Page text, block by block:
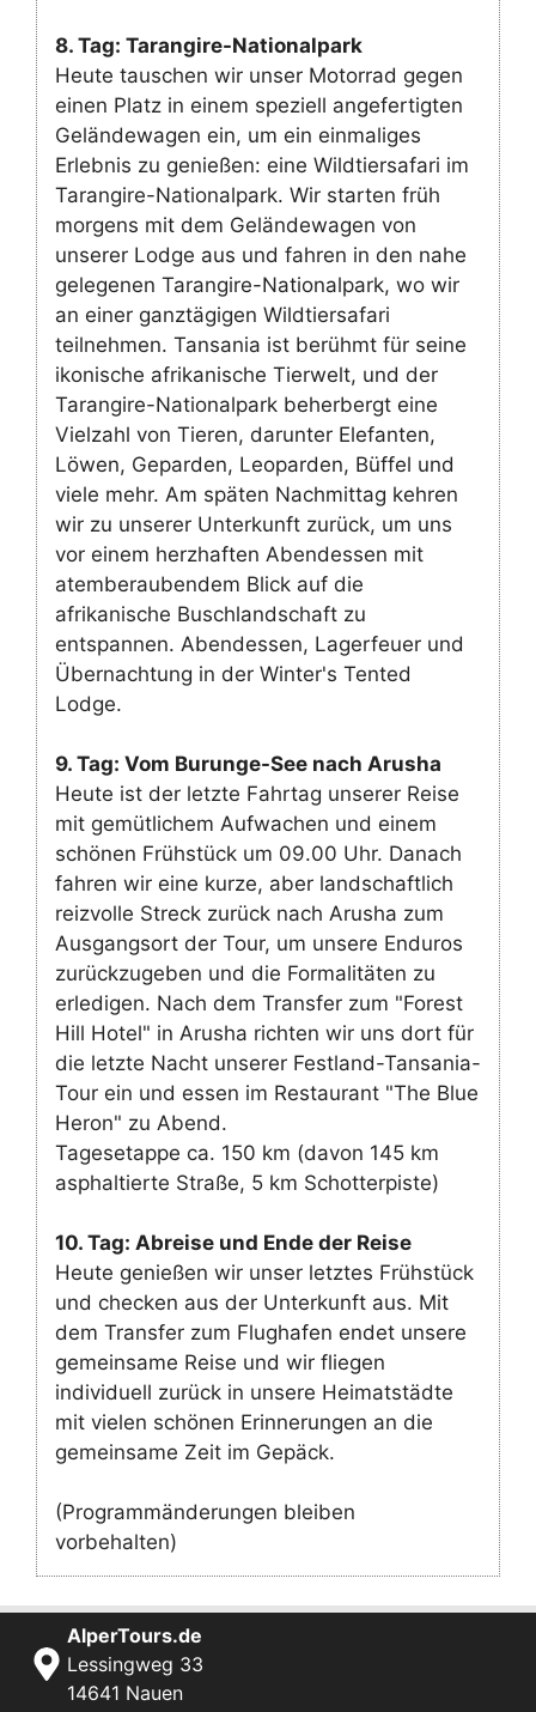
8. Tag: Tarangire-Nationalpark
Heute tauschen wir unser Motorrad gegen
einen Platz in einem speziell angefertigten
Geländewagen ein, um ein einmaliges
Erlebnis zu genießen: eine Wildtiersafari im
Tarangire-Nationalpark. Wir starten früh
morgens mit dem Geländewagen von
unserer Lodge aus und fahren in den nahe
gelegenen Tarangire-Nationalpark, wo wir
an einer ganztägigen Wildtiersafari
teilnehmen. Tansania ist berühmt für seine
ikonische afrikanische Tierwelt, und der
Tarangire-Nationalpark beherbergt eine
Vielzahl von Tieren, darunter Elefanten,
Löwen, Geparden, Leoparden, Büffel und
viele mehr. Am späten Nachmittag kehren
wir zu unserer Unterkunft zurück, um uns
vor einem herzhaften Abendessen mit
atemberaubendem Blick auf die
afrikanische Buschlandschaft zu
entspannen. Abendessen, Lagerfeuer und
Übernachtung in der Winter's Tented
Lodge.
9. Tag: Vom Burunge-See nach Arusha
Heute ist der letzte Fahrtag unserer Reise
mit gemütlichem Aufwachen und einem
schönen Frühstück um 09.00 Uhr. Danach
fahren wir eine kurze, aber landschaftlich
reizvolle Streck zurück nach Arusha zum
Ausgangsort der Tour, um unsere Enduros
zurückzugeben und die Formalitäten zu
erledigen. Nach dem Transfer zum "Forest
Hill Hotel" in Arusha richten wir uns dort für
die letzte Nacht unserer Festland-Tansania-
Tour ein und essen im Restaurant "The Blue
Heron" zu Abend.
Tagesetappe ca. 150 km (davon 145 km
asphaltierte Straße, 5 km Schotterpiste)
10. Tag: Abreise und Ende der Reise
Heute genießen wir unser letztes Frühstück
und checken aus der Unterkunft aus. Mit
dem Transfer zum Flughafen endet unsere
gemeinsame Reise und wir fliegen
individuell zurück in unsere Heimatstädte
mit vielen schönen Erinnerungen an die
gemeinsame Zeit im Gepäck.
(Programmänderungen bleiben
vorbehalten)
AlperTours.de
Lessingweg 33
14641 Nauen